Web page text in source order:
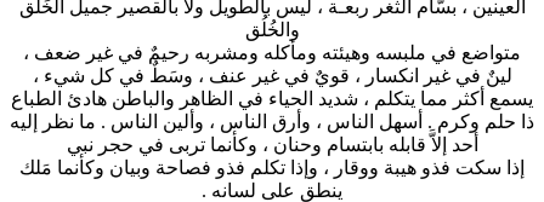
العينين ، بسَّام الثغر ربعـة ، ليس بالطويل ولا بالقصير جميل الخَلق
والخُلُق
متواضع في ملبسه وهيئته ومأكله ومشربه رحيمٌ في غير ضعف ،
لينٌ في غير انكسار ، قويٌ في غير عنف ، وسَطٌ في كل شيء ،
يسمع أكثر مما يتكلم ، شديد الحياء في الظاهر والباطن هادئ الطباع
ذا حلم وكرم . أسهل الناس ، وأرق الناس ، وألين الناس . ما نظر إليه
أحد إلاَّ قابله بابتسام وحنان ، وكأنما تربى في حجر نبي
إذا سكت فذو هيبة ووقار ، وإذا تكلم فذو فصاحة وبيان وكأنما مَلك
ينطق على لسانه .